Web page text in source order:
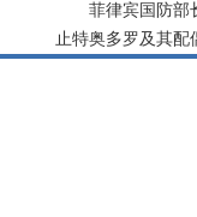
菲律宾国防部
止特奥多罗及其配